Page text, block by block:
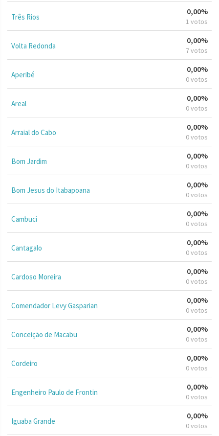
Três Rios
0,00%
1 votos
Volta Redonda
0,00%
7 votos
Aperibé
0,00%
0 votos
Areal
0,00%
0 votos
Arraial do Cabo
0,00%
0 votos
Bom Jardim
0,00%
0 votos
Bom Jesus do Itabapoana
0,00%
0 votos
Cambuci
0,00%
0 votos
Cantagalo
0,00%
0 votos
Cardoso Moreira
0,00%
0 votos
Comendador Levy Gasparian
0,00%
0 votos
Conceição de Macabu
0,00%
0 votos
Cordeiro
0,00%
0 votos
Engenheiro Paulo de Frontin
0,00%
0 votos
Iguaba Grande
0,00%
0 votos